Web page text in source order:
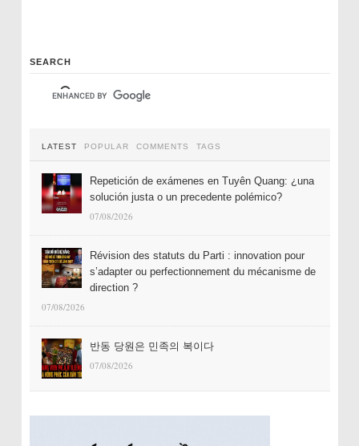
SEARCH
LATEST POPULAR COMMENTS TAGS
Repetición de exámenes en Tuyên Quang: ¿una
solución justa o un precedente polémico?
07/08/2026
Révision des statuts du Parti : innovation pour
s’adapter ou perfectionnement du mécanisme de
direction ?
07/08/2026
반동 당원은 민족의 복이다
07/08/2026